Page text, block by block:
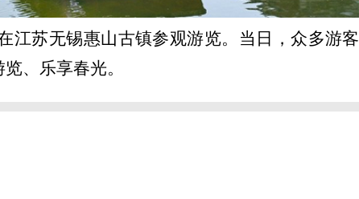
江苏无锡惠山古镇参观游览。当日，众多游客
、乐享春光。